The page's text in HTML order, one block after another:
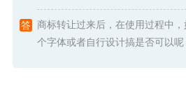
商标转让过来后，在使用过程中
个字体或者自行设计搞是否可以